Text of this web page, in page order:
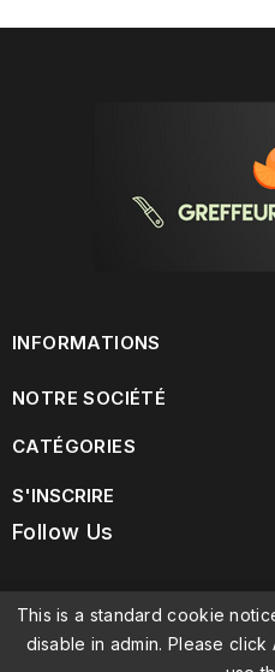
INFORMATIONS
NOTRE SOCIÉTÉ
CATÉGORIES
S'INSCRIRE
This is a standard cookie
disable in admin. Please
Follow Us